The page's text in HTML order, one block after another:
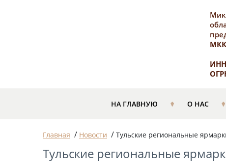
НА ГЛАВНУЮ О НАС
Главная / Новости / Тульские региональные
Тульские региональные